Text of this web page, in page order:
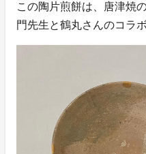
この陶片煎餅は、唐津焼
門先生と鶴丸さんのコラ